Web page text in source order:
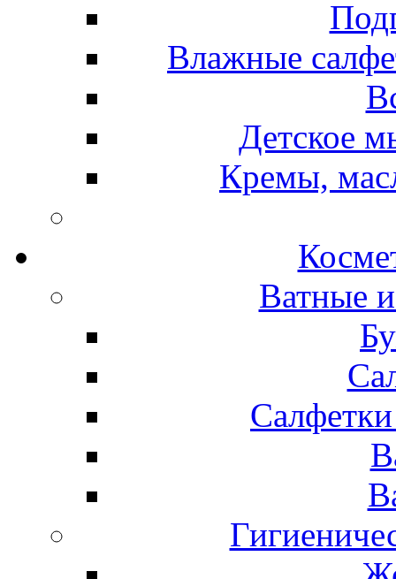
Влажные
Детское
Кремы,
Ватные